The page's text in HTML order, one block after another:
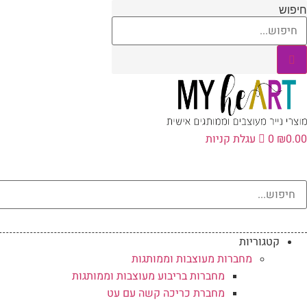
דלג
לתוכן
חיפוש
₪0.00
0 עגלת קניות
קטגוריות
מחברות מעוצבות וממותגות
מחברות בריבוע מעוצבות וממותגות
מחברת כריכה קשה עם עט